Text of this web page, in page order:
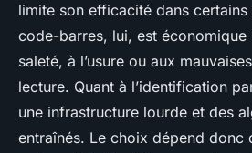
limite son efficacité dans
code-barres, lui, est économique
saleté, à l’usure ou aux
lecture. Quant à l’identification
une infrastructure lourde et des
entraînés. Le choix dépend donc